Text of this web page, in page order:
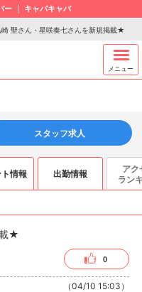
ー キャバキャバ
崎 聖さん・星咲奏七さんを新規掲載★
メニュー
スタッフ求人
情報 出勤情報
アク
ラン
★
0
（04/10 15:03）